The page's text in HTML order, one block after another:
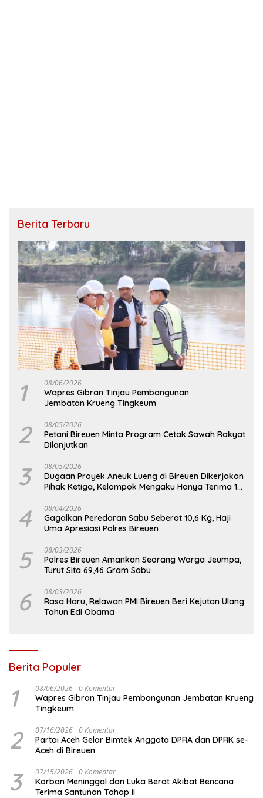
Berita Terbaru
1 08/06/2026
Wapres Gibran Tinjau Pembangunan
Jembatan Krueng Tingkeum
2 08/05/2026
Petani Bireuen Minta Program Cetak Sawah Rakyat
Dilanjutkan
3 08/05/2026
Dugaan Proyek Aneuk Lueng di Bireuen Dikerjakan
Pihak Ketiga, Kelompok Mengaku Hanya Terima 10
4 08/04/2026
Gagalkan Peredaran Sabu Seberat 10,6 Kg, Haji
Uma Apresiasi Polres Bireuen
5 08/03/2026
Polres Bireuen Amankan Seorang Warga Jeumpa,
Turut Sita 69,46 Gram Sabu
6 08/03/2026
Rasa Haru, Relawan PMI Bireuen Beri Kejutan Ulang
Tahun Edi Obama
Berita Populer
1 08/06/2026 0 Komentar
Wapres Gibran Tinjau Pembangunan Jembatan Krueng
Tingkeum
2 07/16/2026 0 Komentar
Partai Aceh Gelar Bimtek Anggota DPRA dan DPRK se-
Aceh di Bireuen
3 07/15/2026 0 Komentar
Korban Meninggal dan Luka Berat Akibat Bencana
Terima Santunan Tahap II